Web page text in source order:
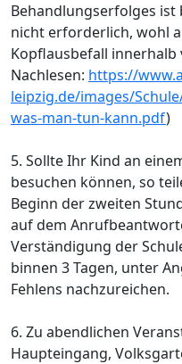
Behandlungserfolges ist
nicht erforderlich, wohl
Kopflausbefall innerhalb
Nachlesen: https://
leipzig.de/images/
was-man-tun-kann.pdf)
5. Sollte Ihr Kind an
besuchen können, so
Beginn der zweiten
auf dem
Verständigung der
binnen 3 Tagen, unter
Fehlens nachzureichen.
6. Zu abendlichen
Haupteingang,